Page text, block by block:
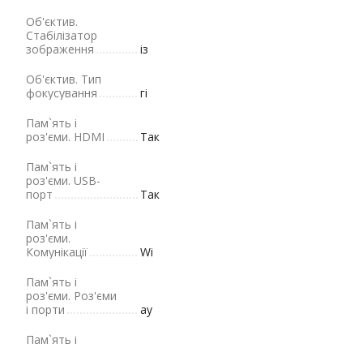
Об'єктив.
Стабілізатор
зображення
із
Об'єктив. Тип
фокусування
гі
Пам`ять і
роз'єми. HDMI
Так
Пам`ять і
роз'єми. USB-
порт
Так
Пам`ять і
роз'єми.
Комунікації
Wi
Пам`ять і
роз'єми. Роз'єми
і порти
ау
Пам`ять і